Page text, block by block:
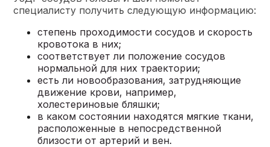
специалисту получить следующую информацию:
степень проходимости сосудов и скорость
кровотока в них;
соответствует ли положение сосудов
нормальной для них траектории;
есть ли новообразования, затрудняющие
движение крови, например,
холестериновые бляшки;
в каком состоянии находятся мягкие ткани,
расположенные в непосредственной
близости от артерий и вен.